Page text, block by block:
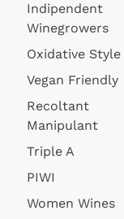
Indipendent
Winegrowers
Oxidative Style
Vegan Friendly
Recoltant
Manipulant
Triple A
PIWI
Women Wines